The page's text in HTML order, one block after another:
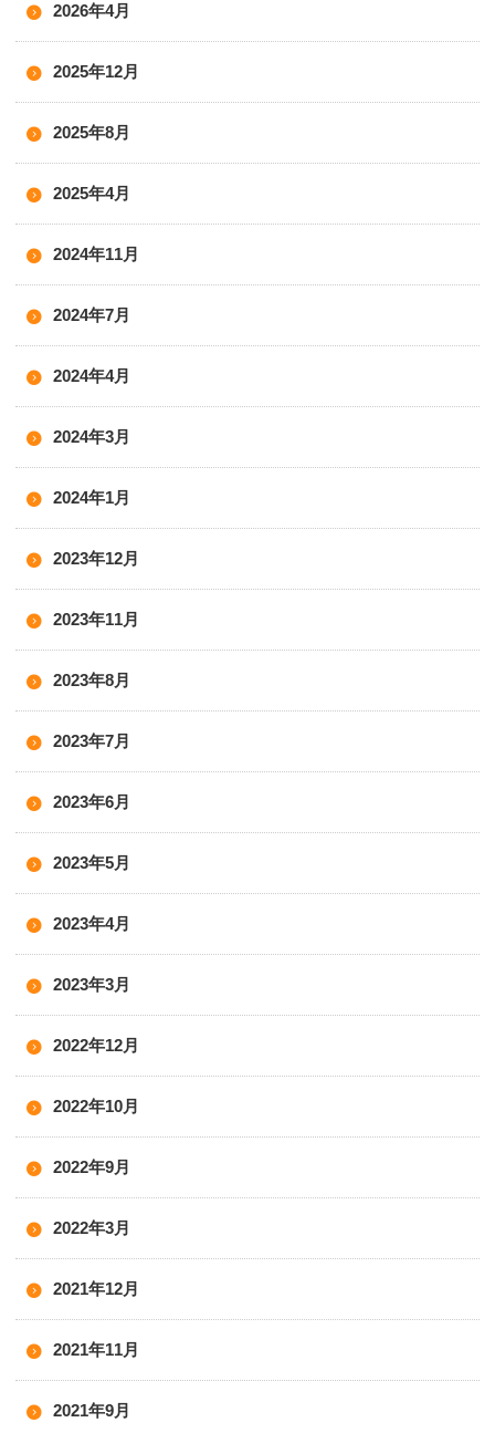
2026年4月
2025年12月
2025年8月
2025年4月
2024年11月
2024年7月
2024年4月
2024年3月
2024年1月
2023年12月
2023年11月
2023年8月
2023年7月
2023年6月
2023年5月
2023年4月
2023年3月
2022年12月
2022年10月
2022年9月
2022年3月
2021年12月
2021年11月
2021年9月